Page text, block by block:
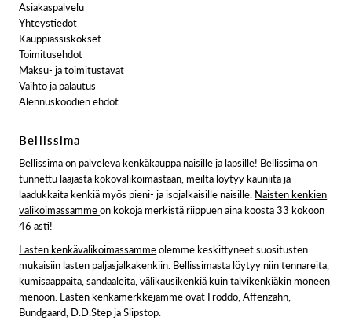
Asiakaspalvelu
Yhteystiedot
Kauppiassiskokset
Toimitusehdot
Maksu- ja toimitustavat
Vaihto ja palautus
Alennuskoodien ehdot
Bellissima
Bellissima on palveleva kenkäkauppa naisille ja lapsille! Bellissima on
tunnettu laajasta kokovalikoimastaan, meiltä löytyy kauniita ja
laadukkaita kenkiä myös pieni- ja isojalkaisille naisille. Naisten kenkien
valikoimassammeon kokoja merkistä riippuen aina koosta 33 kokoon
46 asti!
Lasten kenkävalikoimassammeolemme keskittyneet suositusten
mukaisiin lasten paljasjalkakenkiin. Bellissimasta löytyy niin tennareita,
kumisaappaita, sandaaleita, välikausikenkiä kuin talvikenkiäkin moneen
menoon. Lasten kenkämerkkejämme ovat Froddo, Affenzahn,
Bundgaard, D.D.Step ja Slipstop.